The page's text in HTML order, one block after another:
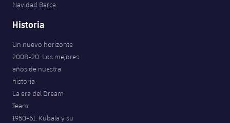
Navidad Barça
Historia
Un nuevo horizonte
2008-20. Los mejores
años de nuestra
historia
La era del Dream
Team
1950-61. Kubala y su